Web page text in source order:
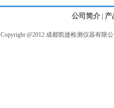
公司简介| 产
Copyright @2012 成都凯捷检测仪器有限